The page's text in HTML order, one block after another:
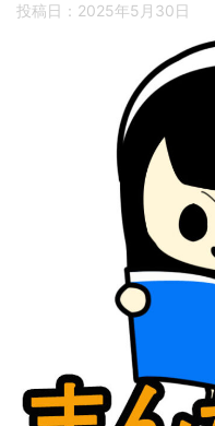
投稿日： 2025年5月30日